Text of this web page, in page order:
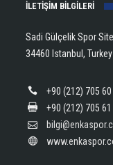
İLETİŞİM BİLGİLERİ
Sadi Gülçelik Spor
34460 Istanbul, Turkey
+90 (212) 705 60
+90 (212) 705 61